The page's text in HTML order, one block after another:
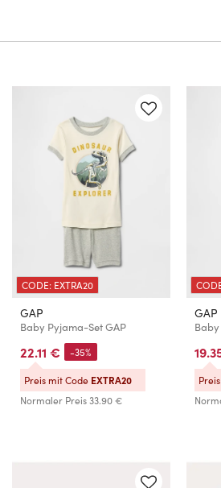
CODE: EXTRA20
GAP
Baby Pyjama-Set GAP
22.11 €
Normaler Preis33.90 €
-35%
Preis mit Code EXTRA20
GAP